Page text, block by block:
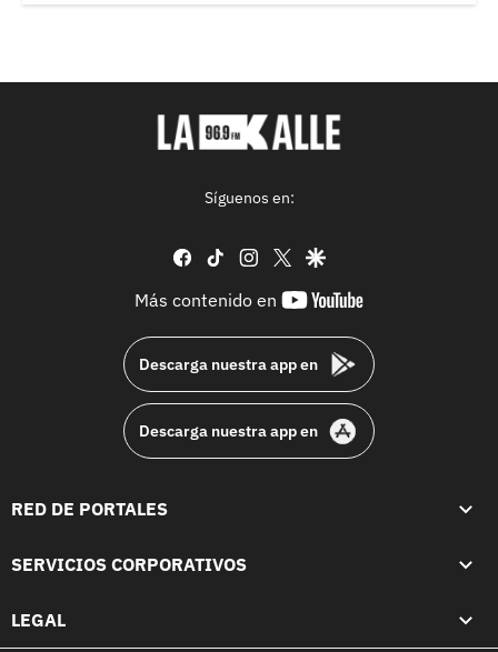
Síguenos en:
facebook
tiktok instagram
twittergoogle
Más contenido en
youtube-
Descarga nuestra app en
Descarga nuestra app en
RED DE PORTALES
SERVICIOS CORPORATIVOS
LEGAL